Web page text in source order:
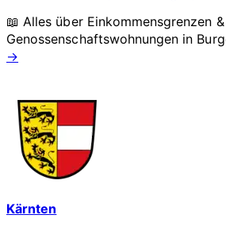
📖 Alles über Einkommensgrenzen &
Genossenschaftswohnungen in
→
Kärnten